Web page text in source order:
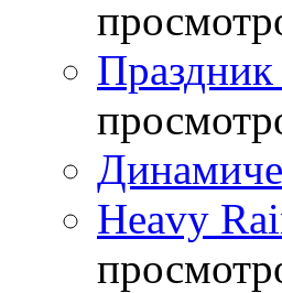
Heavy